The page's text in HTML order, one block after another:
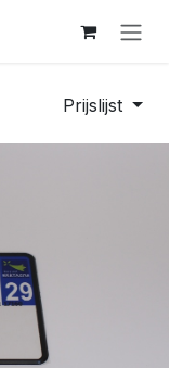
Prijslijst